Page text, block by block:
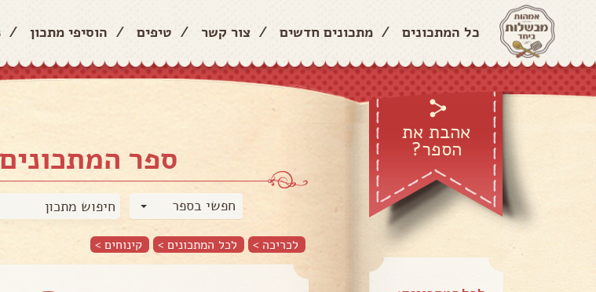
כל המתכונים / מתכונים חדשים / צור קשר / טיפים / הוסיפי מתכון /
אהבת את
הספר? ספר
חפשי בספר
לכריכה > לכל המתכונים > קינוחים >